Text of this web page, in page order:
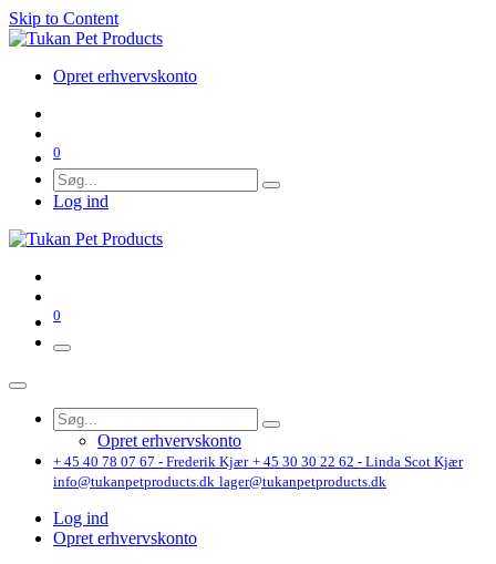
Skip to Content
Opret erhvervskonto
0
Log ind
0
Opret erhvervskonto
+ 45 40 78 07 67 - Frederik Kjær + 45 30 30 22 62 - Linda Scot Kjær
info@tukanpetproducts.dk lager@tukanpetproducts.dk
Log ind
Opret erhvervskonto